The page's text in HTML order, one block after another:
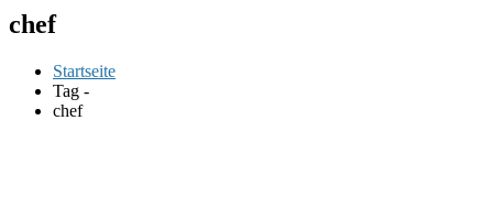
chef
Startseite
Tag -
chef